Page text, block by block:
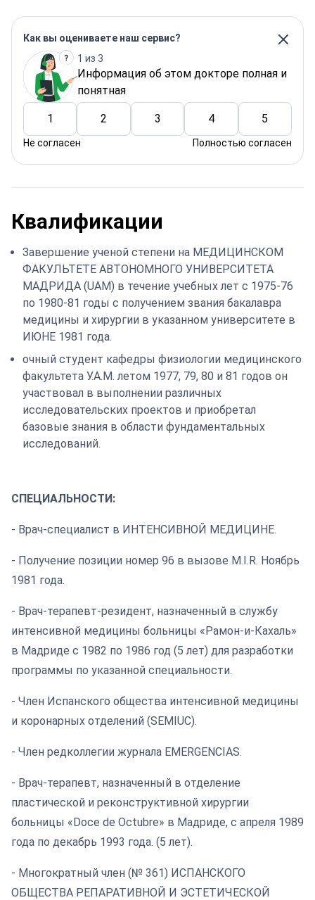
Как вы оцениваете наш сервис?
1 из 3
Информация об этом докторе полная и
понятная
1 2 3 4 5
Не согласен Полностью согласен
Квалификации
Завершение ученой степени на МЕДИЦИНСКОМ
ФАКУЛЬТЕТЕ АВТОНОМНОГО УНИВЕРСИТЕТА
МАДРИДА (UAM) в течение учебных лет с 1975-76
по 1980-81 годы с получением звания бакалавра
медицины и хирургии в указанном университете в
ИЮНЕ 1981 года.
очный студент кафедры физиологии медицинского
факультета У.А.М. летом 1977, 79, 80 и 81 годов он
участвовал в выполнении различных
исследовательских проектов и приобретал
базовые знания в области фундаментальных
исследований.
СПЕЦИАЛЬНОСТИ:
- Врач-специалист в ИНТЕНСИВНОЙ МЕДИЦИНЕ.
- Получение позиции номер 96 в вызове M.I.R. Ноябрь
1981 года.
- Врач-терапевт-резидент, назначенный в службу
интенсивной медицины больницы «Рамон-и-Кахаль»
в Мадриде с 1982 по 1986 год (5 лет) для разработки
программы по указанной специальности.
- Член Испанского общества интенсивной медицины
и коронарных отделений (SEMIUC).
- Член редколлегии журнала EMERGENCIAS.
- Врач-терапевт, назначенный в отделение
пластической и реконструктивной хирургии
больницы «Doce de Octubre» в Мадриде, с апреля 1989
года по декабрь 1993 года. (5 лет).
- Многократный член (№ 361) ИСПАНСКОГО
ОБЩЕСТВА РЕПАРАТИВНОЙ И ЭСТЕТИЧЕСКОЙ